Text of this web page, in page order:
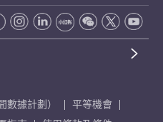
數據計劃）
平等機會